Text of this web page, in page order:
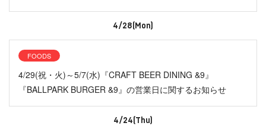
4/28(Mon)
FOODS
4/29(祝・火)～5/7(水)『CRAFT BEER DINING &9』
『BALLPARK BURGER &9』の営業日に関するお知らせ
4/24(Thu)